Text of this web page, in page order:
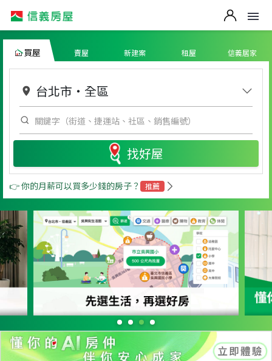
買屋 賣屋 新建案 租屋 信義居家
台北市 ・ 全區
找好屋
👉 你的月薪可以買多少錢的房子？ 推薦